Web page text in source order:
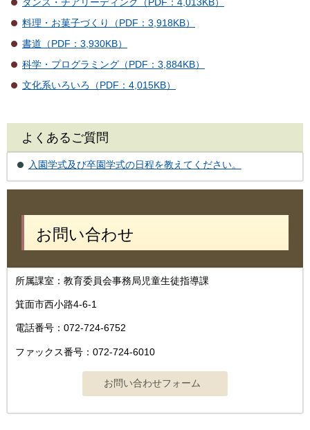
料理・お菓子づくり（PDF：3,918KB）
書道（PDF：3,930KB）
科学・プログラミング（PDF：3,884KB）
文化系いろいろ（PDF：4,015KB）
よくあるご質問
入園学式及び卒園学式の日程を教えてください。
お問い合わせ
所属課室：教育委員会事務局児童生徒指導課
箕面市西小路4-6-1
電話番号：072-724-6752
ファックス番号：072-724-6010